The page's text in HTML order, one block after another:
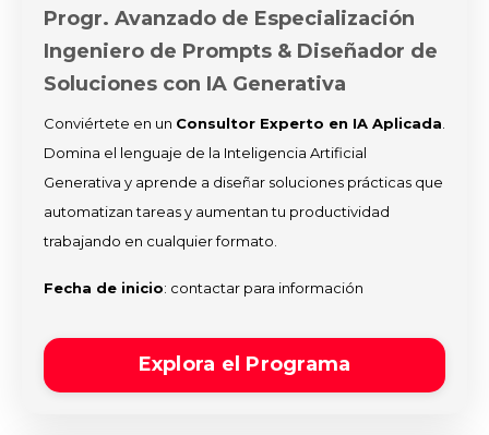
Progr. Avanzado de Especialización
Ingeniero de Prompts & Diseñador de
Soluciones con IA Generativa
Conviértete en un Consultor Experto en IA Aplicada
Domina el lenguaje de la Inteligencia Artificial
Generativa y aprende a diseñar soluciones prácticas que
automatizan tareas y aumentan tu productividad
trabajando en cualquier formato.
Fecha de inicio: contactar para información
Explora el Programa